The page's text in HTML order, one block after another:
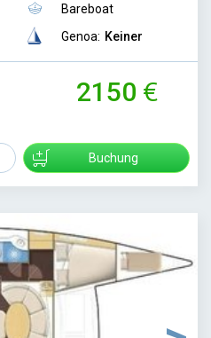
Bareboat
Genoa: Keiner
2150
Buchung